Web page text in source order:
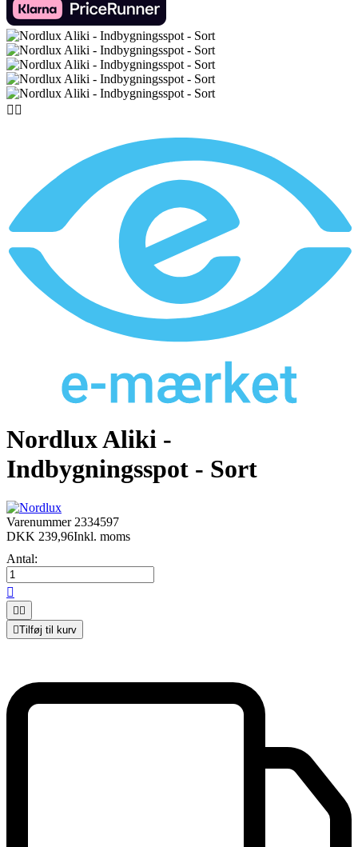
 
Nordlux Aliki -
Indbygningsspot - Sort
Varenummer 2334597
DKK 239,96Inkl. moms
Antal:

 
Tilføj til kurv